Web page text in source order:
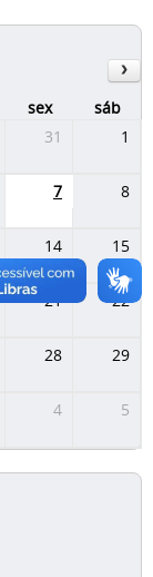
sex
sáb
31 1
7 8
14 15
21 22
28 29
4 5